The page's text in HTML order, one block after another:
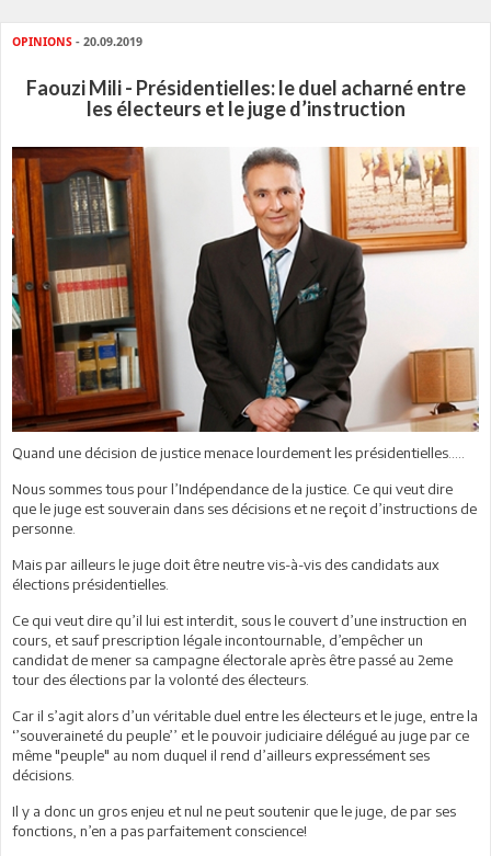
OPINIONS - 20.09.2019
Faouzi Mili - Présidentielles: le duel acharné entre
les électeurs et le juge d’instruction
Quand une décision de justice menace lourdement les présidentielles…..
Nous sommes tous pour l’Indépendance de la justice. Ce qui veut dire
que le juge est souverain dans ses décisions et ne reçoit d’instructions de
personne.
Mais par ailleurs le juge doit être neutre vis-à-vis des candidats aux
élections présidentielles.
Ce qui veut dire qu’il lui est interdit, sous le couvert d’une instruction en
cours, et sauf prescription légale incontournable, d’empêcher un
candidat de mener sa campagne électorale après être passé au 2eme
tour des élections par la volonté des électeurs.
Car il s’agit alors d’un véritable duel entre les électeurs et le juge, entre la
‘’souveraineté du peuple’’ et le pouvoir judiciaire délégué au juge par ce
même "peuple" au nom duquel il rend d’ailleurs expressément ses
décisions.
Il y a donc un gros enjeu et nul ne peut soutenir que le juge, de par ses
fonctions, n’en a pas parfaitement conscience!